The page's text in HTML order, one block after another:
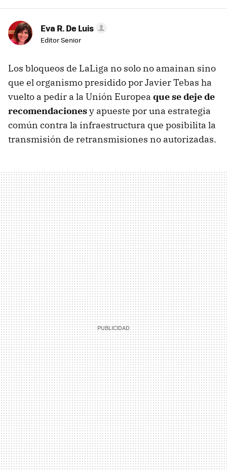
Eva R. De Luis
Editor Senior
Los bloqueos de LaLiga no solo no amainan sino
que el organismo presidido por Javier Tebas ha
vuelto a pedir a la Unión Europea que se deje de
recomendacionesy apueste por una estrategia
común contra la infraestructura que posibilita la
transmisión de retransmisiones no autorizadas.